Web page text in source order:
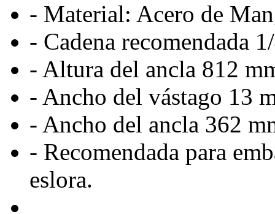
- Material: Acero de
- Cadena recomendada
- Altura del ancla 812
- Ancho del vástago 13
- Ancho del ancla 362
- Recomendada para
eslora.